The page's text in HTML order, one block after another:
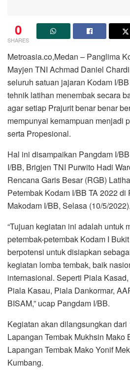
0
SHARES
Metroasia.co,Medan – Panglima
Mayjen TNI Achmad Daniel
seluruh satuan jajaran Kodam I/
tehnik latihan menembak secara
agar setiap Prajurit benar benar
mempunyai kemampuan menjadi
serta Propesional.
Hal ini disampaikan Pangdam I/
I/BB, Brigjen TNI Purwito Hadi
Rencana Garis Besar (RGB)
Petembak Kodam I/BB TA 2022 di
Makodam I/BB, Selasa (10/5/2022).
“Tujuan kegiatan ini adalah untuk
petembak-petembak Kodam I
berpotensi untuk disiapkan
kegiatan lomba tembak, baik
internasional. Seperti Piala
Piala Kasau, Piala Dankormar,
BISAM,” ucap Pangdam I/BB.
Kegiatan akan dilangsungkan
Lapangan Tembak Mukhsin Mako
Lapangan Tembak Mako Yonif
Kumbang.